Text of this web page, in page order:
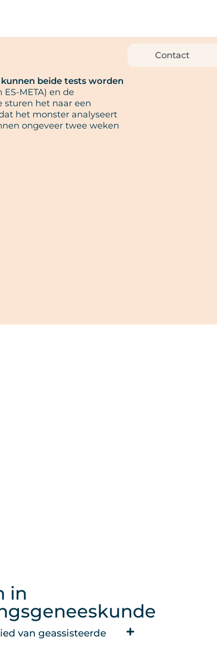
beide tests worden
ES-META) en de
sturen het naar een
het monster analyseert
ongeveer twee weken
in
van geassisteerde
Contact